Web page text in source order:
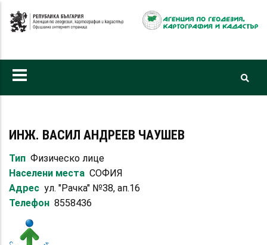
към
ИНЖ. ВАСИЛ АНДРЕЕВ ЧАУШЕВ
Тип Физическо лице
Населени места СОФИЯ
Адрес ул. "Рачка" №38, ап.16
Телефон 8558436